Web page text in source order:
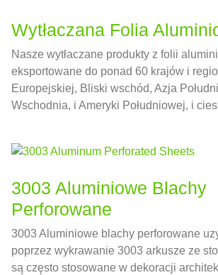
Wytłaczana Folia
Nasze wytłaczane produkty z folii
eksportowane do ponad 60 krajów i
Europejskiej, Bliski wschód, Azja
Wschodnia, i Ameryki Południowej, i
3003 Aluminiowe Blachy
Perforowane
3003 Aluminiowe blachy perforowane
poprzez wykrawanie 3003 arkusze ze
są często stosowane w dekoracji